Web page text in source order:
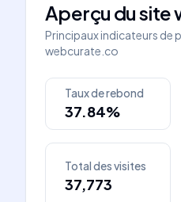
Aperçu du site
Principaux indicateurs de
webcurate.co
Taux de rebond
37.84%
Total des visites
37,773